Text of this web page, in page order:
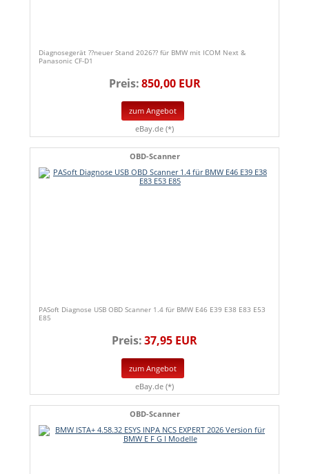
Diagnosegerät ??neuer Stand 2026?? für BMW mit ICOM Next &
Panasonic CF-D1
Preis:850,00 EUR
zum Angebot
eBay.de (*)
OBD-Scanner
PASoft Diagnose USB OBD Scanner 1.4 für BMW E46 E39 E38 E83 E53
E85
Preis:37,95 EUR
zum Angebot
eBay.de (*)
OBD-Scanner